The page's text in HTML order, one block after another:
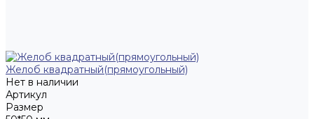
Желоб квадратный(прямоугольный)
Нет в наличии
Артикул
Размер